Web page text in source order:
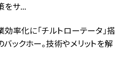
をサ...
効率化に「チルトローテータ」搭
バックホー。技術やメリットを解